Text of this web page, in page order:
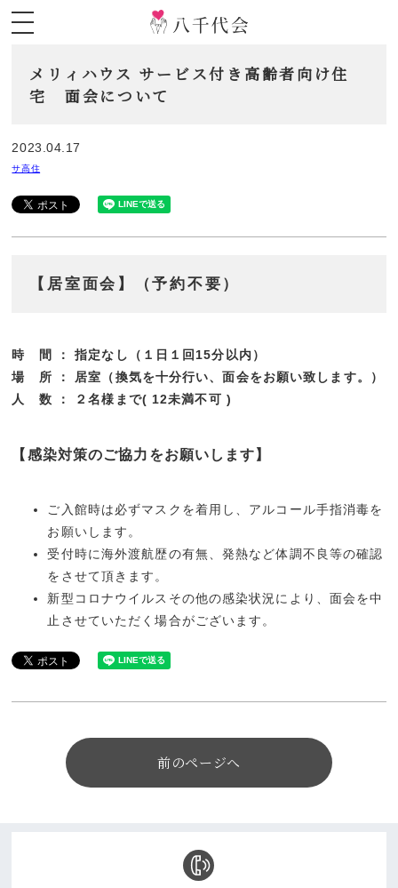
メリィハウス サービス付き高齢者向け住
宅 面会について
2023.04.17
サ高住
【居室面会】（予約不要）
時 間 ： 指定なし（１日１回15分以内）
場 所 ： 居室（換気を十分行い、面会をお願い致します。）
人 数 ： ２名様まで( 12未満不可 )
【感染対策のご協力をお願いします】
ご入館時は必ずマスクを着用し、アルコール手指消毒を
お願いします。
受付時に海外渡航歴の有無、発熱など体調不良等の確認
をさせて頂きます。
新型コロナウイルスその他の感染状況により、面会を中
止させていただく場合がございます。
前のページへ